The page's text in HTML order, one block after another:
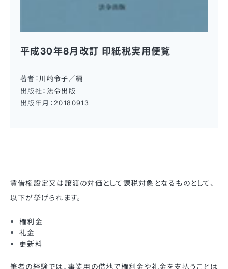
平成30年8月改訂 印紙税実用便覧
著者： 川崎令子／編
出版社： 法令出版
出版年月： 20180913
賃借権設定又は譲渡の対価として課税対象となるものとして、
以下が挙げられます。
権利金
礼金
更新料
筆者の経験では、事業用の借地で権利金や礼金を支払うことは